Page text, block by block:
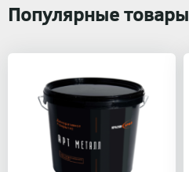
Популярные товары